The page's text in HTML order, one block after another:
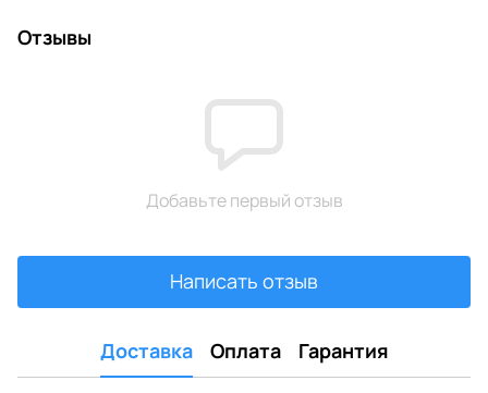
Отзывы
Добавьте первый отзыв
Написать отзыв
Доставка Оплата Гарантия